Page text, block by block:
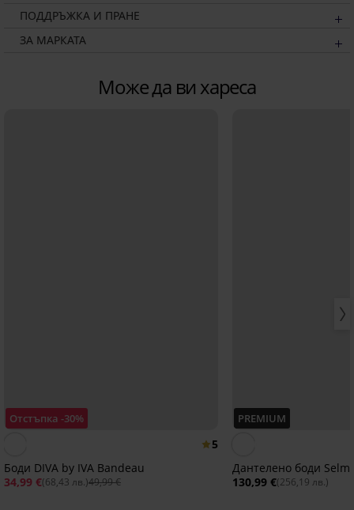
ПОДДРЪЖКА И ПРАНЕ
ЗА МАРКАТА
Може да ви хареса
Отстъпка -30%
5
Боди DIVA by IVA Bandeau
34,99 €(68,43 лв.)49,99 €
PREMIUM
Дантелено боди
130,99 €(256,19 лв.)